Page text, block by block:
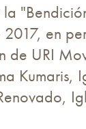
en
URI